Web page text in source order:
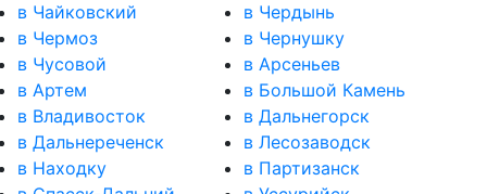
в Чайковский
в Чердынь
в Чермоз
в Чернушку
в Чусовой
в Арсеньев
в Артем
в Большой Камень
в Владивосток
в Дальнегорск
в Дальнереченск
в Лесозаводск
в Находку
в Партизанск